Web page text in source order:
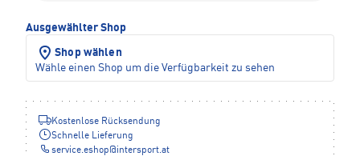
Ausgewählter Shop
Shop wählen
Wähle einen Shop um die Verfügbarkeit zu sehen
Kostenlose Rücksendung
Schnelle Lieferung
service.eshop@intersport.at